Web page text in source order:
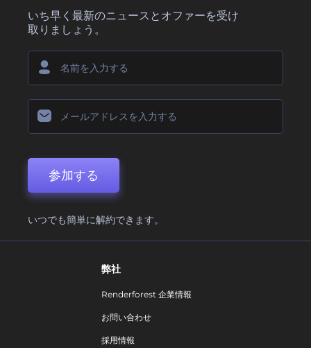
いち早く最新のニュースとオファーを受け
取りましょう。
参加する
いつでも簡単に解約できます。
弊社
Renderforest 企業情報
お問い合わせ
採用情報